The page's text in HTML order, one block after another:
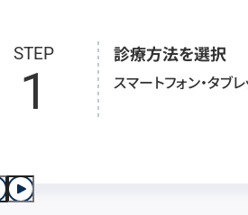
STEP
1
診療方法を選択
スマートフォン・タブ